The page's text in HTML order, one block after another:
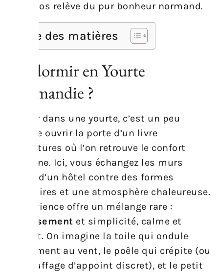
Calvados relève du pur bonheur normand.
Table des matières
Où dormir en Yourte
Normandie ?
Dormir dans une yourte, c’est un peu
comme ouvrir la porte d’un livre
d’aventures où l’on retrouve le confort
moderne. Ici, vous échangez les murs
droits d’un hôtel contre des formes
circulaires et une atmosphère chaleureuse.
L’expérience offre un mélange rare :
dépaysement et simplicité, calme et
confort. On imagine la toile qui ondule
doucement au vent, le poêle qui crépite (ou
le chauffage d’appoint discret), et le petit